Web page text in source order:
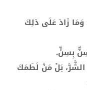
وَمَا زَادَ عَلَى ذلِكَ
بِسِنٍّ.
الشَّرَّ، بَلْ مَنْ لَطَمَكَ